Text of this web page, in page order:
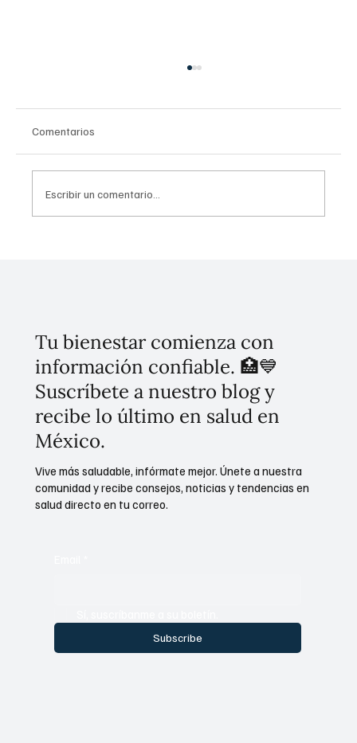
Comentarios
Escribir un comentario...
Tu bienestar comienza con
información confiable. 🏥💙
Suscríbete a nuestro blog y
recibe lo último en salud en
México.
Subscribe
Vive más saludable, infórmate mejor. Únete a nuestra
comunidad y recibe consejos, noticias y tendencias en
salud directo en tu correo.